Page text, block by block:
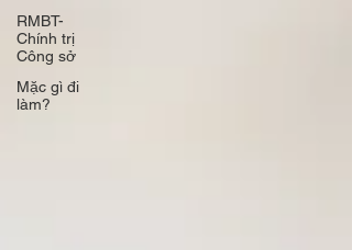
RMBT-
Chính trị
Công sở
Mặc gì đi
làm?